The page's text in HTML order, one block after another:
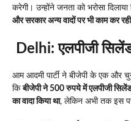
करेगी। उन्होंने जनता को भरोसा दिलाया
और सरकार अन्य वादों पर भी काम कर
Delhi: एलपीजी
आम आदमी पार्टी ने बीजेपी के एक और
किबीजेपी ने 500 रुपये में एलपीजी
का वादा किया था, लेकिन अभी तक इस